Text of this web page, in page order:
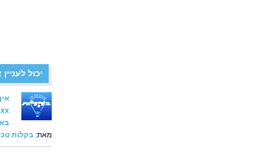
יכול
מאת: בקלות